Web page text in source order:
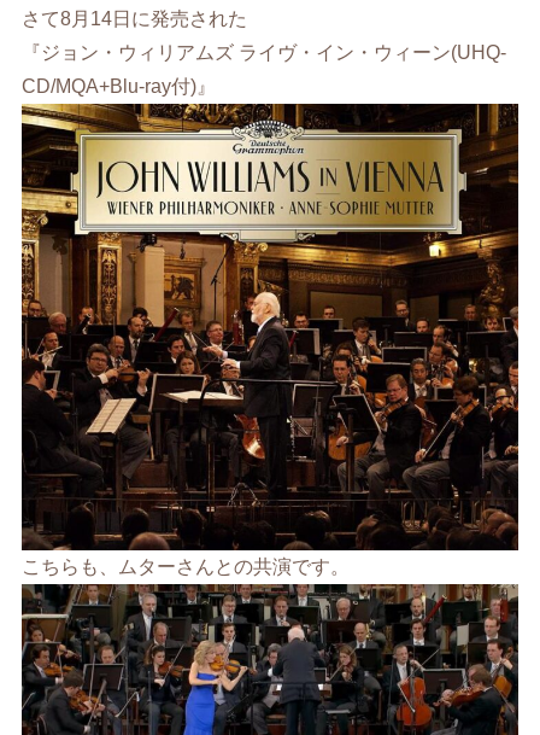
さて8月14日に発売された
『ジョン・ウィリアムズ ライヴ・イン・ウィーン(UHQ-
CD/MQA+Blu-ray付)』
こちらも、ムターさんとの共演です。